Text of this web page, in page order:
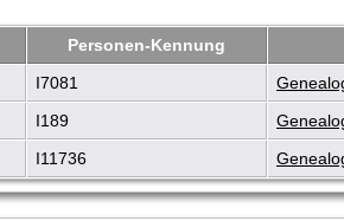
Personen-Kennung
I7081
I189
I11736